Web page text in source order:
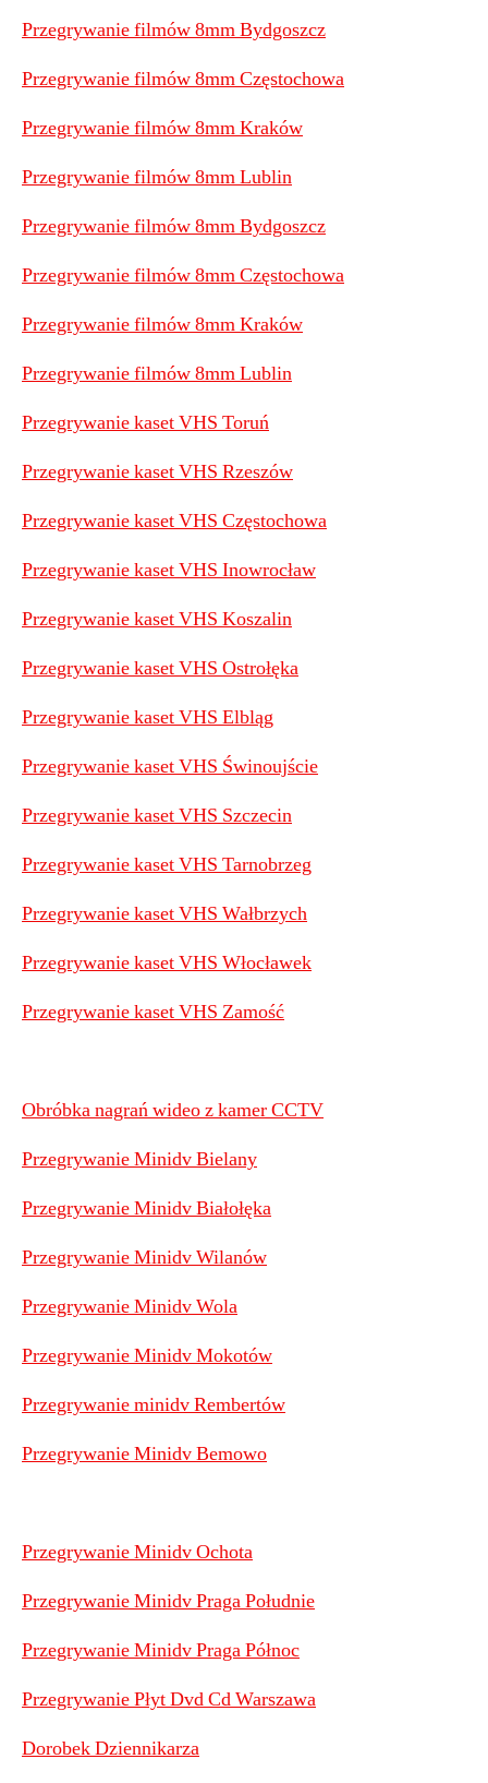
Przegrywanie filmów 8mm Bydgoszcz
Przegrywanie filmów 8mm Częstochowa
Przegrywanie filmów 8mm Kraków
Przegrywanie filmów 8mm Lublin
Przegrywanie filmów 8mm Bydgoszcz
Przegrywanie filmów 8mm Częstochowa
Przegrywanie filmów 8mm Kraków
Przegrywanie filmów 8mm Lublin
Przegrywanie kaset VHS Toruń
Przegrywanie kaset VHS Rzeszów
Przegrywanie kaset VHS Częstochowa
Przegrywanie kaset VHS Inowrocław
Przegrywanie kaset VHS Koszalin
Przegrywanie kaset VHS Ostrołęka
Przegrywanie kaset VHS Elbląg
Przegrywanie kaset VHS Świnoujście
Przegrywanie kaset VHS Szczecin
Przegrywanie kaset VHS Tarnobrzeg
Przegrywanie kaset VHS Wałbrzych
Przegrywanie kaset VHS Włocławek
Przegrywanie kaset VHS Zamość
Obróbka nagrań wideo z kamer CCTV
Przegrywanie Minidv Bielany
Przegrywanie Minidv Białołęka
Przegrywanie Minidv Wilanów
Przegrywanie Minidv Wola
Przegrywanie Minidv Mokotów
Przegrywanie minidv Rembertów
Przegrywanie Minidv Bemowo
Przegrywanie Minidv Ochota
Przegrywanie Minidv Praga Południe
Przegrywanie Minidv Praga Północ
Przegrywanie Płyt Dvd Cd Warszawa
Dorobek Dziennikarza